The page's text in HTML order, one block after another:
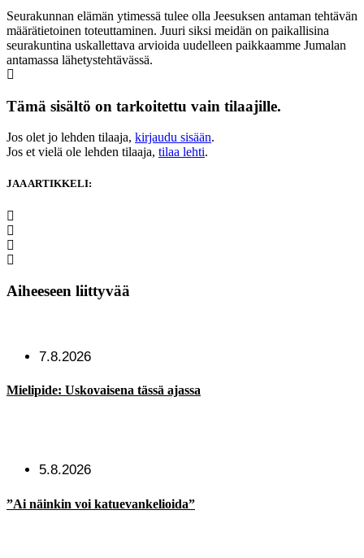
Seurakunnan elämän ytimessä tulee olla Jeesuksen antaman tehtävän
määrätietoinen toteuttaminen. Juuri siksi meidän on paikallisina
seurakuntina uskallettava arvioida uudelleen paikkaamme Jumalan
antamassa lähetystehtävässä.
Tämä sisältö on tarkoitettu vain tilaajille.
Jos olet jo lehden tilaaja, kirjaudu sisään.
Jos et vielä ole lehden tilaaja, tilaa lehti.
JAA ARTIKKELI:
Aiheeseen liittyvää
7.8.2026
Mielipide: Uskovaisena tässä ajassa
5.8.2026
”Ai näinkin voi katuevankelioida”